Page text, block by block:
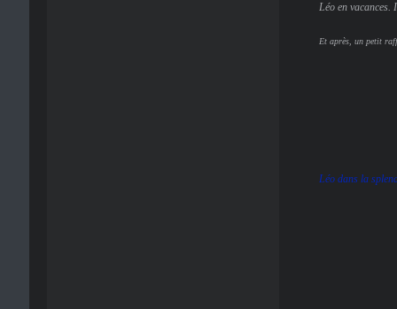
Léo en vacances.
Et après, un petit
Léo dans la